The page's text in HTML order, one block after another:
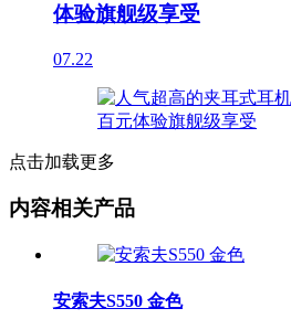
体验旗舰级享受
07.22
点击加载更多
内容相关产品
安索夫S550 金色